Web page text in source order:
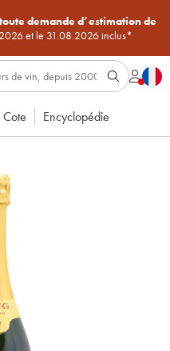
demande d’estimation de
et le 31.08.2026 inclus*
Cote Encyclopédie